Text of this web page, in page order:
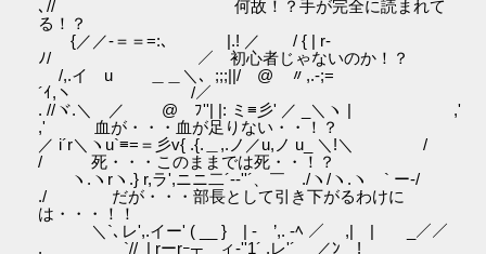
､// 何故！？手が完全に読まれて
る！？
{／／-＝＝=:､ |.! ／ / { | r‐
ﾉ/ ／ 初心者じゃないのか！？
/,.イ u ＿＿＼、;;;||/ @ 〃,.-;=
´ｲ,ヽ /／
. //ヾ.＼ ／ @ ﾌ''| |: ミ≡彡' ／ _＼ヽ | ,'
,' 血が・・・血が足りない・・！？
／ i´r＼ヽu`≡=＝彡v{ .{.＿,.ノ／u,ノ u_ ＼!＼ /
/ 死・・・このままでは死・・！？
ヽ.ヽrヽ.} r,ラ',ニニ二´-‐''´、￣ ./ヽ/ヽ.ヽ ` ー-/
./ だが・・・部長として引き下がるわけに
は・・・！！
＼`､レ',.イー' ( __ } | - ’,. ‐ﾍ ／ ,| | _／／
. `//_| rーrｰ┬ゝィ‐''1´ ,レ'´ ／ﾝ !